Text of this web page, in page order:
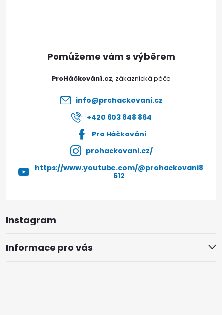
Instagram
Informace pro vás
ProHáčkování.cz
info@prohackovani.cz
+420 603 848 864
Pro Háčkování
prohackovani.cz/
https://www.youtube.com/@prohackovani8
612